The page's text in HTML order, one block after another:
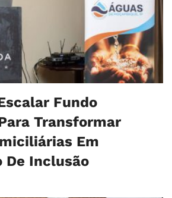
Fundo
Transformar
Em
Inclusão